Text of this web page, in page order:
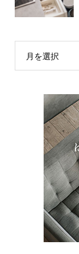
月を選択